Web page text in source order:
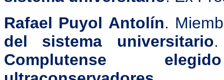
Rafael Puyol Antolín.
del sistema universitario
Complutense